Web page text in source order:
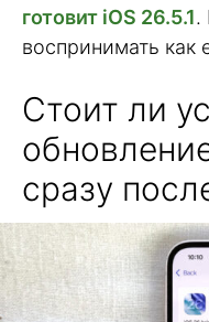
готовит iOS 26.5.1.
воспринимать
Стоит ли
сразу